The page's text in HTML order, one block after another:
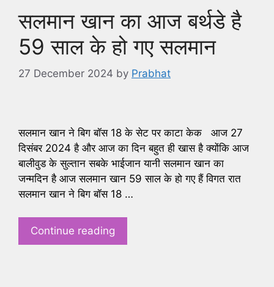
सलमान खान का आज बर्थडे है
59 साल के हो गए सलमान
27 December 2024 by Prabhat
सलमान खान ने बिग बॉस 18 के सेट पर काटा केक आज 27
दिसंबर 2024 है और आज का दिन बहुत ही खास है क्योंकि आज
बालीवुड के सुल्तान सबके भाईजान यानी सलमान खान का
जन्मदिन है आज सलमान खान 59 साल के हो गए हैं विगत रात
सलमान खान ने बिग बॉस 18 …
Continue reading